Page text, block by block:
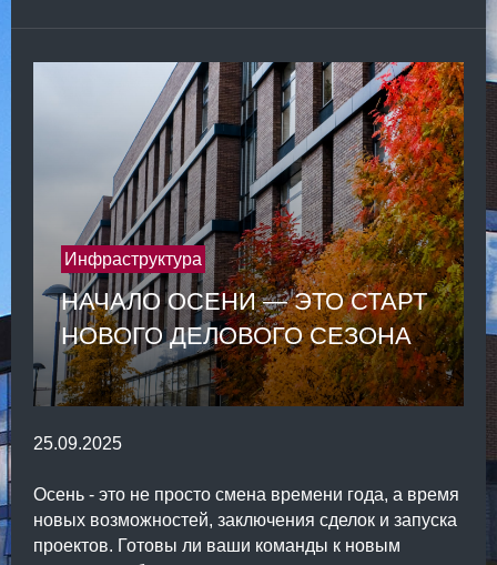
Инфраструктура
НАЧАЛО ОСЕНИ — ЭТО СТАРТ
НОВОГО ДЕЛОВОГО СЕЗОНА
25.09.2025
Осень - это не просто смена времени года, а время
новых возможностей, заключения сделок и запуска
проектов. Готовы ли ваши команды к новым